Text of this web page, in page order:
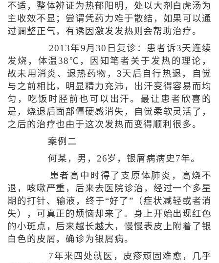
不适，整体辨证为热郁阳明，处以大剂白虎汤为
主收效不显；尝谓凭药力难于散结，如果可以通
过调整正气，有诱因激发发热则会帮助治疗。
2013年9月30日复诊：患者诉3天连续
发烧，体温38℃，因知笔者关于发热的理论，
故未用消炎、退热药物，3天后自行热退，自觉
与之前相比，明显精力充沛，出汗变得容易而均
匀，吃饭时胫前也可以出汗。最让患者欣喜的
是，烧退后面部僵硬感消失，自觉柔软灵活了，
之后的治疗也由于这次发热而变得顺利很多。
案例二
何某，男，26岁，银屑病病史7年。
患者高中时得了支原体肺炎，高烧不
退，咳嗽严重，后来去医院诊治，经过一个多星
期的打针、输液，终于“好了”（症状减轻或者消
失），可真正的烦恼却来了。身上开始出现红色
的小斑点，后来越长越大，慢慢表皮上附着了银
白色的皮屑，确诊为银屑病。
7年来四处就医，皮疹顽固难愈，几乎